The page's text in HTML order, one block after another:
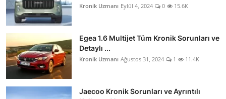
Kronik Uzmanı Eylül 4, 2024 0 15.6K
Egea 1.6 Multijet Tüm Kronik Sorunları ve
Detaylı ...
Kronik Uzmanı Ağustos 31, 2024 1 11.4K
Jaecoo Kronik Sorunları ve Ayrıntılı